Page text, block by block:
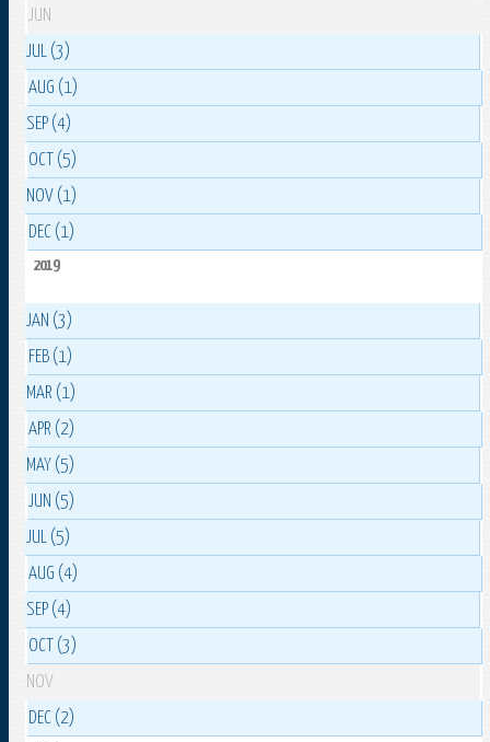
JUN
JUL (3)
AUG (1)
SEP (4)
OCT (5)
NOV (1)
DEC (1)
2019
JAN (3)
FEB (1)
MAR (1)
APR (2)
MAY (5)
JUN (5)
JUL (5)
AUG (4)
SEP (4)
OCT (3)
NOV
DEC (2)